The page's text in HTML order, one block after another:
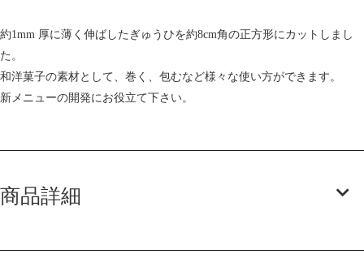
約1mm 厚に薄く伸ばしたぎゅうひを約8cm角の正方形にカットしまし
た。
和洋菓子の素材として、巻く、包むなど様々な使い方ができます。
新メニューの開発にお役立て下さい。
商品詳細